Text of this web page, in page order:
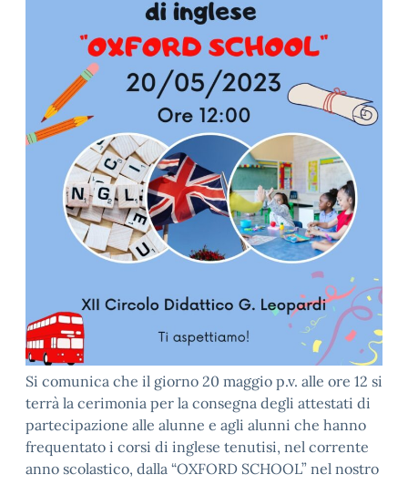
Si comunica che il giorno 20 maggio p.v. alle ore 12 si
terrà la cerimonia per la consegna degli attestati di
partecipazione alle alunne e agli alunni che hanno
frequentato i corsi di inglese tenutisi, nel corrente
anno scolastico, dalla “OXFORD SCHOOL” nel nostro